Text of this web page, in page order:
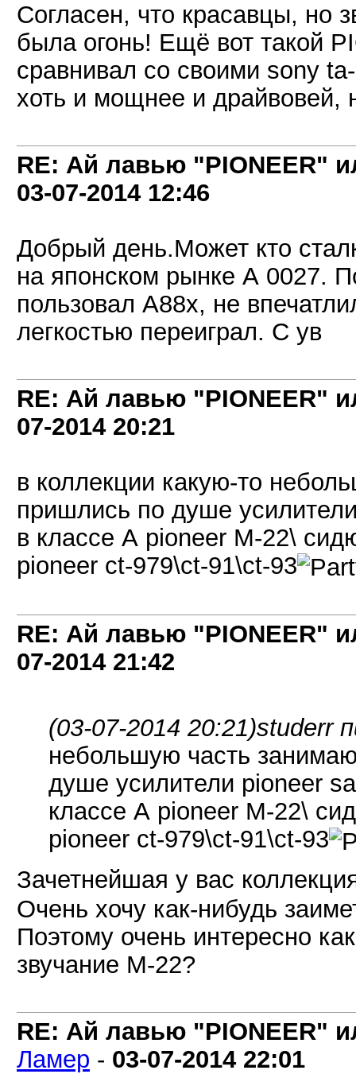
Согласен, что красавцы, но
была огонь! Ещё вот такой
сравнивал со своими sony
хоть и мощнее и драйвовей,
RE: Ай лавью "PIONEER"
03-07-2014 12:46
Добрый день.Может кто
на японском рынке А 0027.
пользовал А88х, не
легкостью переиграл. С ув
RE: Ай лавью "PIONEER"
07-2014 20:21
в коллекции какую-то
пришлись по душе
в классе А pioneer M-22\
pioneer ct-979\ct-91\ct-93
RE: Ай лавью "PIONEER"
07-2014 21:42
(03-07-2014 20:21)studerr
небольшую часть
душе усилители pioneer
классе А pioneer M-22\
pioneer ct-979\ct-91\ct-93
Зачетнейшая у вас
Очень хочу как-нибудь
Поэтому очень интересно
звучание М-22?
RE: Ай лавью "PIONEER"
Ламер - 03-07-2014 22:01